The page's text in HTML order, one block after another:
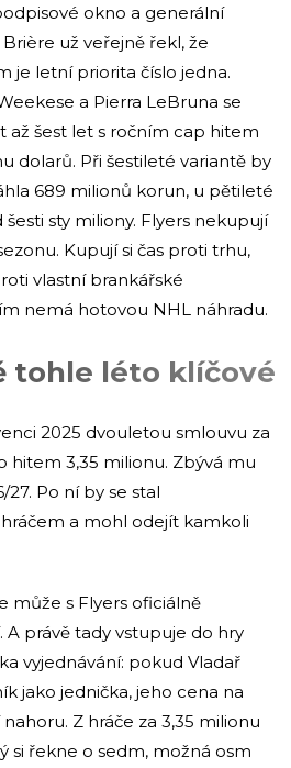
okno a generální
už veřejně řekl, že
je letní priorita číslo jedna.
a Pierra LeBruna se
až šest let s ročním cap hitem
dolarů. Při šestileté variantě by
689 milionů korun, u pětileté
sty miliony. Flyers nekupují
Kupují si čas proti trhu,
vlastní brankářské
nemá hotovou NHL náhradu.
tohle léto klíčové
2025 dvouletou smlouvu za
hitem 3,35 milionu. Zbývá mu
27. Po ní by se stal
a mohl odejít kamkoli
může s Flyers oficiálně
právě tady vstupuje do hry
vyjednávání: pokud Vladař
jako jednička, jeho cena na
Z hráče za 3,35 milionu
si řekne o sedm, možná osm